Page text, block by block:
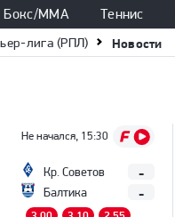
Бокс/ММА Теннис
лига (РПЛ) Новости
Не начался, 15:30
Кр. Советов
Балтика
-
-